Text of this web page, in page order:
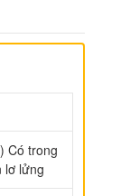
Có trong
lơ lửng